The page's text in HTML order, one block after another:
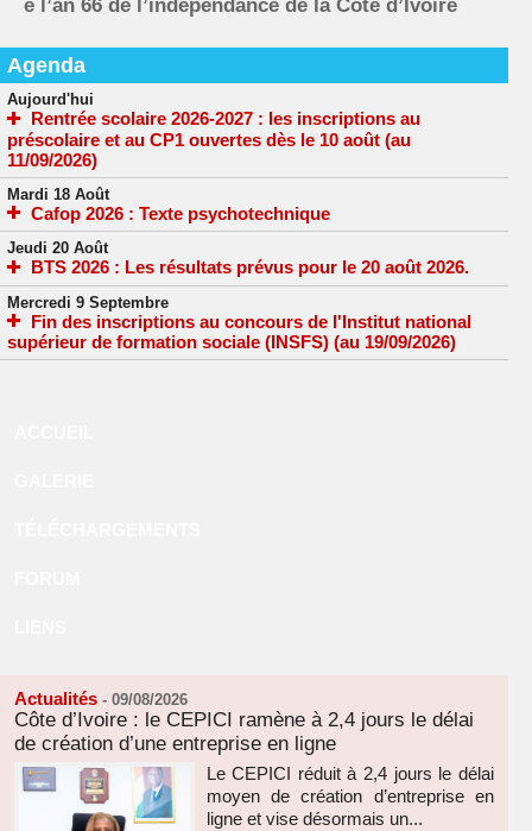
e l’an 66 de l’indépendance de la Côte d’Ivoire
Agenda
Aujourd'hui
Rentrée scolaire 2026-2027 : les inscriptions au
préscolaire et au CP1 ouvertes dès le 10 août (au
11/09/2026)
Mardi 18 Août
Cafop 2026 : Texte psychotechnique
Jeudi 20 Août
BTS 2026 : Les résultats prévus pour le 20 août 2026.
Mercredi 9 Septembre
Fin des inscriptions au concours de l'Institut national
supérieur de formation sociale (INSFS) (au 19/09/2026)
Actualités - 09/08/2026
Côte d’Ivoire : le CEPICI ramène à 2,4 jours le délai
de création d’une entreprise en ligne
Le CEPICI réduit à 2,4 jours le délai
moyen de création d’entreprise en
ligne et vise désormais un...